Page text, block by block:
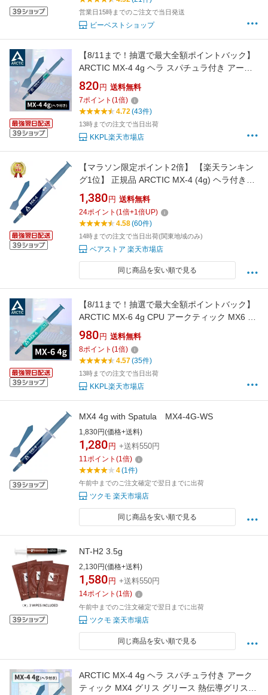
営業日15時までのご注文で当日発送
ビーベストショップ
【8/11まで！抽選で最大全額ポイントバック】
ARCTIC MX-4 4g ヘラ スパチュラ付き アーク
ティック MX4 グリス グリース 熱伝導グリス
非導電性 サーマルコンパウンド ペースト シリ
コングリス ヒートシンク CPU 冷却グリス 冷却
820 円 送料無料
7ポイント (1倍)
4.72(43件)
13時までの注文で当日出荷
KKPL楽天市場店
【マラソン限定ポイント2倍】 【楽天ランキン
グ1位】 正規品 ARCTIC MX-4 (4g) ヘラ付き
CPU グリス 熱伝導グリス 低熱抵抗 低粘性 長
期不硬化 非導電性 サーマルコンパウンド シリ
コングリス
1,380 円 送料無料
24ポイント (1倍+1倍UP)
4.58(60件)
14時までの注文で当日出荷(関東地域のみ)
ベアストア 楽天市場店
同じ商品を安い順で見る
【8/11まで！抽選で最大全額ポイントバック】
ARCTIC MX-6 4g CPU アークティック MX6 グ
リス グリース 熱伝導グリス 非導電性 サーマル
コンパウンド ペースト シリコングリス ヒート
シンク 冷却グリス 冷却 冷却グリース
980 円 送料無料
8ポイント (1倍)
4.57(35件)
13時までの注文で当日出荷
KKPL楽天市場店
MX4 4g with Spatula MX4-4G-WS
1,830円(価格+送料)
1,280 円 +送料550円
11ポイント (1倍)
4(1件)
午前中までのご注文確定で翌日までに出荷
ツクモ 楽天市場店
同じ商品を安い順で見る
NT-H2 3.5g
2,130円(価格+送料)
1,580 円 +送料550円
14ポイント (1倍)
午前中までのご注文確定で翌日までに出荷
ツクモ 楽天市場店
同じ商品を安い順で見る
ARCTIC MX-4 4g ヘラ スパチュラ付き アーク
ティック MX4 グリス グリース 熱伝導グリス